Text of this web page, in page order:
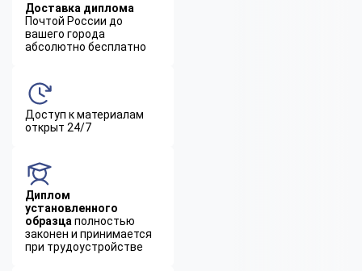
Доставка диплома
Почтой России до
вашего города
абсолютно бесплатно
Доступ к материалам
открыт 24/7
Диплом
установленного
образца полностью
законен и принимается
при трудоустройстве